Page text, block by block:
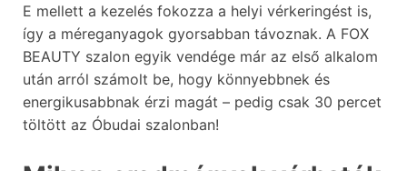
E mellett a kezelés fokozza a helyi vérkeringést is,
így a méreganyagok gyorsabban távoznak. A FOX
BEAUTY szalon egyik vendége már az első alkalom
után arról számolt be, hogy könnyebbnek és
energikusabbnak érzi magát – pedig csak 30 percet
töltött az Óbudai szalonban!